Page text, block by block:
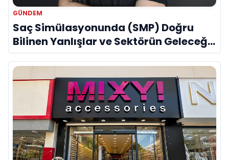
GÜNDEM
Saç Simülasyonunda (SMP) Doğru
Bilinen Yanlışlar ve Sektörün Geleceği:
Onur Akdeniz ile Özel Röportaj